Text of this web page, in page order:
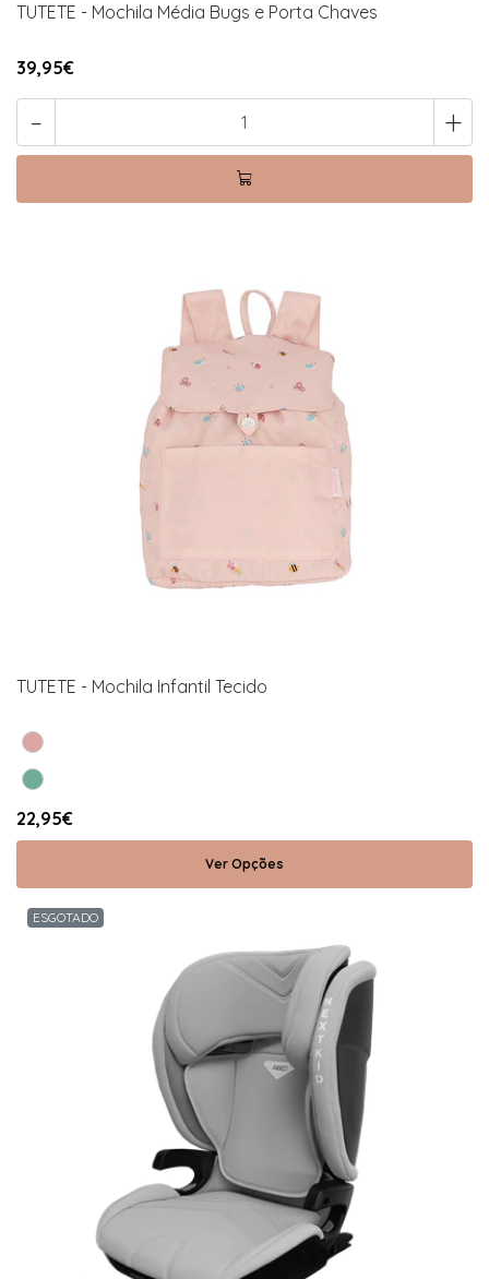
TUTETE - Mochila Média Bugs e Porta Chaves
39,95€
- +
TUTETE - Mochila Infantil Tecido
22,95€
Ver Opções
ESGOTADO